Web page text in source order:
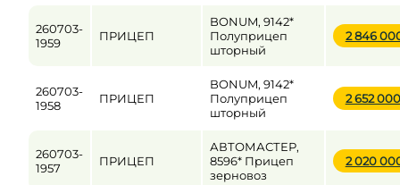
260703-
1959
ПРИЦЕП
BONUM, 9142*
Полуприцеп
шторный
2 846
260703-
1958
ПРИЦЕП
BONUM, 9142*
Полуприцеп
шторный
2 652
260703-
1957
ПРИЦЕП
АВТОМАСТЕР,
8596* Прицеп
зерновоз
2 020